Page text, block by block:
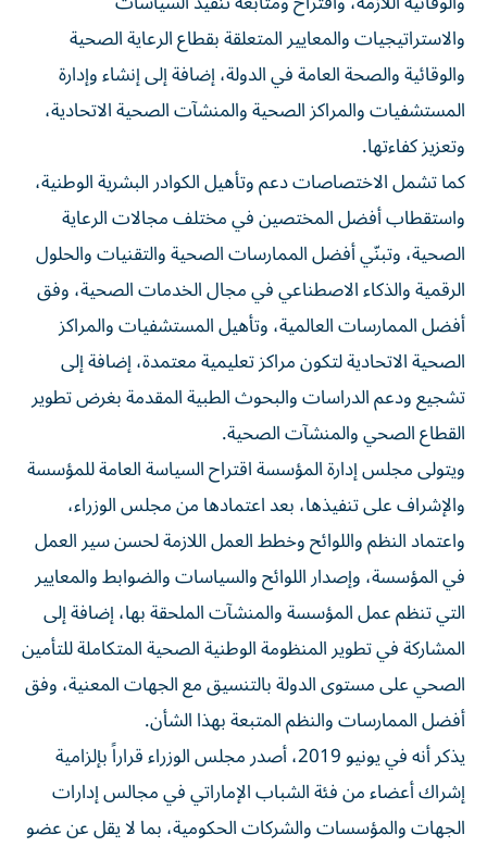
والاستراتيجيات والمعايير المتعلقة بقطاع الرعاية الصحية
والوقائية والصحة العامة في الدولة، إضافة إلى إنشاء وإدارة
المستشفيات والمراكز الصحية والمنشآت الصحية الاتحادية،
وتعزيز كفاءتها.
كما تشمل الاختصاصات دعم وتأهيل الكوادر البشرية الوطنية،
واستقطاب أفضل المختصين في مختلف مجالات الرعاية
الصحية، وتبنّي أفضل الممارسات الصحية والتقنيات والحلول
الرقمية والذكاء الاصطناعي في مجال الخدمات الصحية، وفق
أفضل الممارسات العالمية، وتأهيل المستشفيات والمراكز
الصحية الاتحادية لتكون مراكز تعليمية معتمدة، إضافة إلى
تشجيع ودعم الدراسات والبحوث الطبية المقدمة بغرض تطوير
القطاع الصحي والمنشآت الصحية.
ويتولى مجلس إدارة المؤسسة اقتراح السياسة العامة للمؤسسة
والإشراف على تنفيذها، بعد اعتمادها من مجلس الوزراء،
واعتماد النظم واللوائح وخطط العمل اللازمة لحسن سير العمل
في المؤسسة، وإصدار اللوائح والسياسات والضوابط والمعايير
التي تنظم عمل المؤسسة والمنشآت الملحقة بها، إضافة إلى
المشاركة في تطوير المنظومة الوطنية الصحية المتكاملة للتأمين
الصحي على مستوى الدولة بالتنسيق مع الجهات المعنية، وفق
أفضل الممارسات والنظم المتبعة بهذا الشأن.
يذكر أنه في يونيو 2019، أصدر مجلس الوزراء قراراً بإلزامية
إشراك أعضاء من فئة الشباب الإماراتي في مجالس إدارات
الجهات والمؤسسات والشركات الحكومية، بما لا يقل عن عضو